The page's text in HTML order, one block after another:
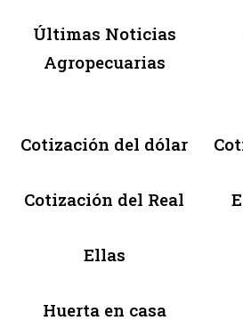
Últimas Noticias
Agropecuarias
Cotización del dólar
Cotización del Real
Ellas
Huerta en casa